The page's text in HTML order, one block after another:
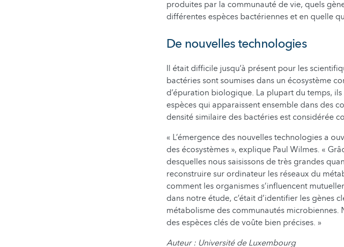
produites par la communauté de vie, quels
différentes espèces bactériennes et en quelle
De nouvelles technologies
Il était difficile jusqu’à présent pour les
bactéries sont soumises dans un écosystème
d’épuration biologique. La plupart du temps,
espèces qui apparaissent ensemble dans des
densité similaire des bactéries est considérée
« L’émergence des nouvelles technologies a
des écosystèmes », explique Paul Wilmes. «
desquelles nous saisissons de très grandes
reconstruire sur ordinateur les réseaux du
comment les organismes s’influencent
dans notre étude, c’était d’identifier les gènes
métabolisme des communautés microbiennes.
des espèces clés de voûte bien précises. »
Auteur : Université de Luxembourg